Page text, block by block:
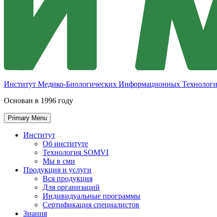
Институт Медико-Биологических Информационных
Основан в 1996 году
Primary Menu
Институт
Об институте
Технология SOMVI
Мы в сми
Продукция и услуги
Вся продукция
Для организаций
Индивидуальные программы
Сертификация специалистов
Знания